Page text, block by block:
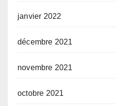
janvier 2022
décembre 2021
novembre 2021
octobre 2021